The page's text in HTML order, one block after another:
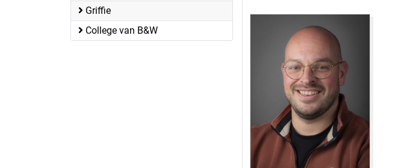
Griffie
College van B&W